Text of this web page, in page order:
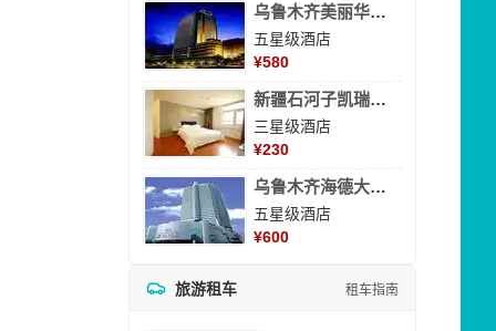
乌鲁木齐美丽华大酒
五星级酒店
¥580
新疆石河子凯瑞酒店
三星级酒店
¥230
乌鲁木齐海德大酒店
五星级酒店
¥600
旅游租车 租车指南